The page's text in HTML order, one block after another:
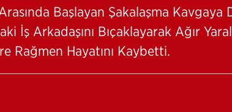
Başlayan Şakalaşma Kavgaya
İş Arkadaşını Bıçaklayarak Ağır
Rağmen Hayatını Kaybetti.